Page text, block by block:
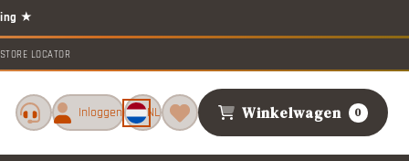
STORE LOCATOR
Inloggen NL Winkelwagen 0